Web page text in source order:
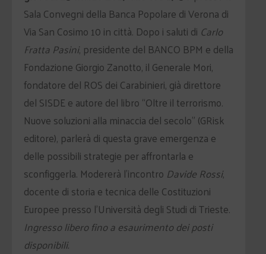
Sala Convegni della Banca Popolare di Verona di
Via San Cosimo 10 in città. Dopo i saluti di Carlo
Fratta Pasini, presidente del BANCO BPM e della
Fondazione Giorgio Zanotto, il Generale Mori,
fondatore del ROS dei Carabinieri, già direttore
del SISDE e autore del libro “Oltre il terrorismo.
Nuove soluzioni alla minaccia del secolo” (GRisk
editore), parlerà di questa grave emergenza e
delle possibili strategie per affrontarla e
sconfiggerla. Modererà l’incontro Davide Rossi,
docente di storia e tecnica delle Costituzioni
Europee presso l’Università degli Studi di Trieste.
Ingresso libero fino a esaurimento dei posti
disponibili.